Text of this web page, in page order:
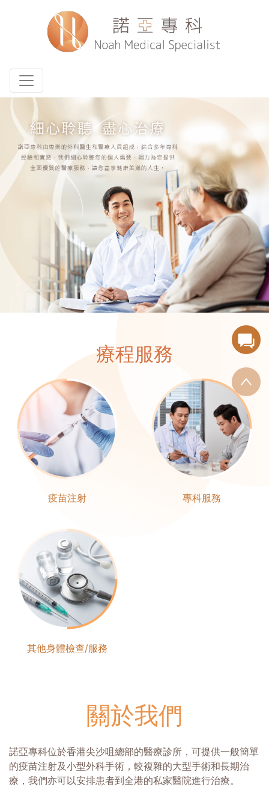
Toggle navigation
療程服務
疫苗注射 專科服務
其他身體檢查/服務
關於我們
諾亞專科位於香港尖沙咀總部的醫療診所，可提供一般簡單
的疫苗注射及小型外科手術，較複雜的大型手術和長期治
療，我們亦可以安排患者到全港的私家醫院進行治療。